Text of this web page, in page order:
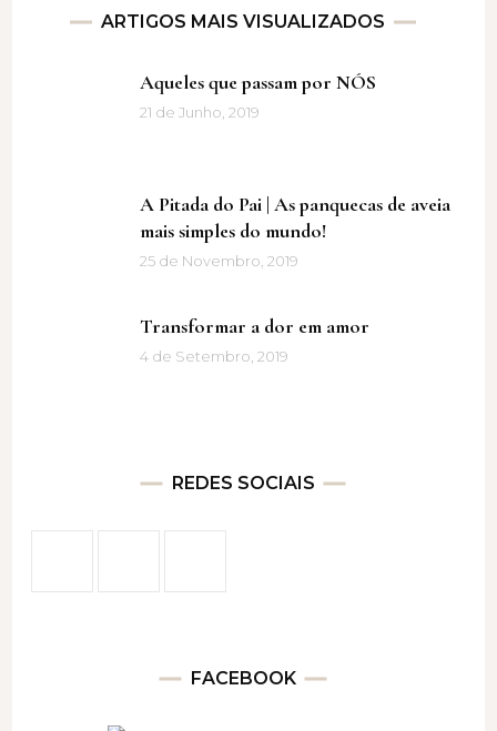
ARTIGOS MAIS VISUALIZADOS
Aqueles que passam por NÓS
21 de Junho, 2019
A Pitada do Pai | As panquecas de aveia
mais simples do mundo!
25 de Novembro, 2019
Transformar a dor em amor
4 de Setembro, 2019
REDES SOCIAIS
FACEBOOK